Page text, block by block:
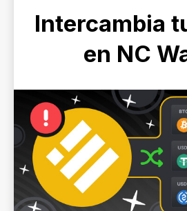
Intercambia
en NC